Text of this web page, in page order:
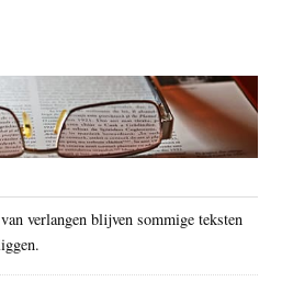
verlangen blijven sommige teksten